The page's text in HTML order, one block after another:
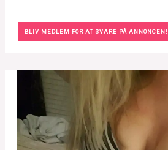
BLIV MEDLEM FOR AT SVARE PÅ ANNONCEN!